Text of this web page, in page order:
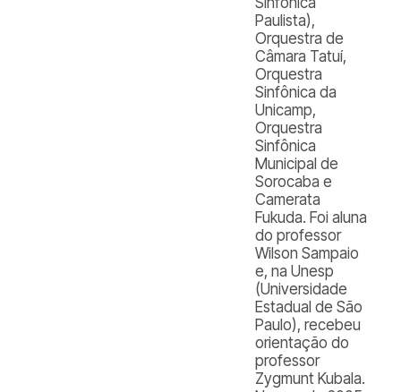
Paulista),
Orquestra de
Câmara Tatuí,
Orquestra
Sinfônica da
Unicamp,
Orquestra
Sinfônica
Municipal de
Sorocaba e
Camerata
Fukuda. Foi aluna
do professor
Wilson Sampaio
e, na Unesp
(Universidade
Estadual de São
Paulo), recebeu
orientação do
professor
Zygmunt Kubala.